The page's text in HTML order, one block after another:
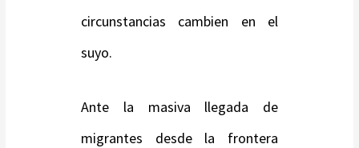
circunstancias cambien en el
suyo.
Ante la masiva llegada de
migrantes desde la frontera